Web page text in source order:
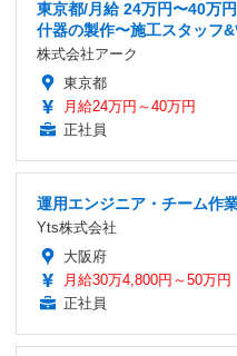
東京都/月給 24万円〜40万
什器の製作〜施工スタッフ
株式会社アーク
東京都
月給24万円～40万円
正社員
運用エンジニア・チーム作
Yts株式会社
大阪府
月給30万4,800円～50万円
正社員